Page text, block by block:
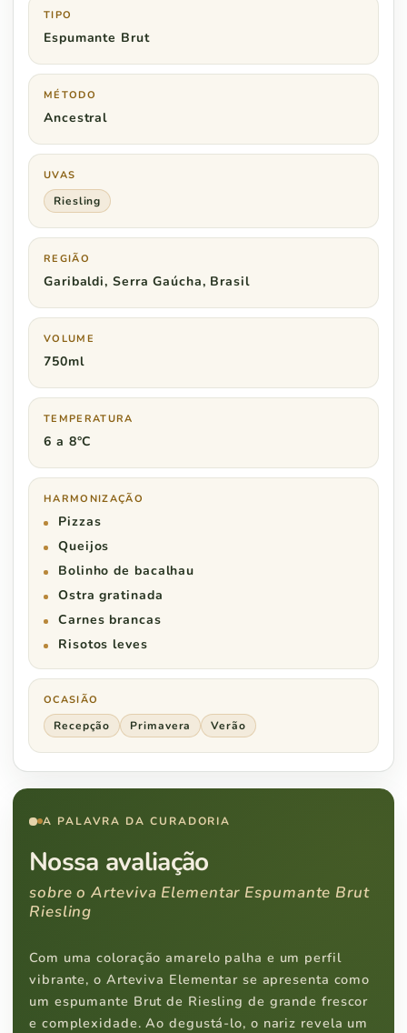
TIPO
Espumante Brut
MÉTODO
Ancestral
UVAS
Riesling
REGIÃO
Garibaldi, Serra Gaúcha, Brasil
VOLUME
750ml
TEMPERATURA
6 a 8°C
HARMONIZAÇÃO
Pizzas
Queijos
Bolinho de bacalhau
Ostra gratinada
Carnes brancas
Risotos leves
OCASIÃO
Recepção Primavera Verão
A PALAVRA DA CURADORIA
Nossa avaliação
sobre o Arteviva Elementar Espumante Brut
Riesling
Com uma coloração amarelo palha e um perfil
vibrante, o Arteviva Elementar se apresenta como
um espumante Brut de Riesling de grande frescor
e complexidade. Ao degustá-lo, o nariz revela um